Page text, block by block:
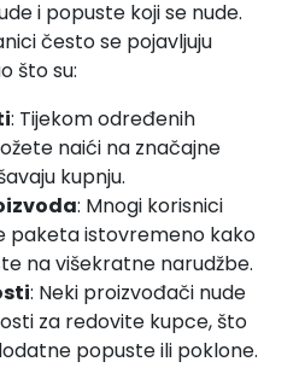
i popuste koji se nude.
često se pojavljuju
što su:
: Tijekom određenih
naići na značajne
kupnju.
: Mnogi korisnici
paketa istovremeno kako
na višekratne narudžbe.
: Neki proizvođači nude
za redovite kupce, što
popuste ili poklone.